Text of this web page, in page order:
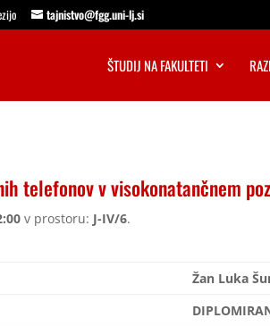
tajnistvo@fgg.uni-lj.si
ŠTUDIJ NA FAKULTETI
telefonov v visokonatančnem
v prostoru: J-IV/6.
Žan Luka